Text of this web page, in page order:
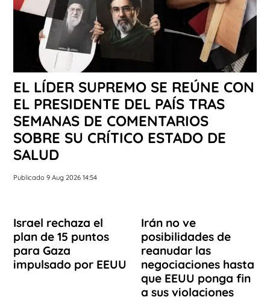
EL LÍDER SUPREMO SE REÚNE CON
EL PRESIDENTE DEL PAÍS TRAS
SEMANAS DE COMENTARIOS
SOBRE SU CRÍTICO ESTADO DE
SALUD
Publicado 9 Aug 2026 14:54
Israel rechaza el
plan de 15 puntos
para Gaza
impulsado por EEUU
Irán no ve
posibilidades de
reanudar las
negociaciones hasta
que EEUU ponga fin
a sus violaciones